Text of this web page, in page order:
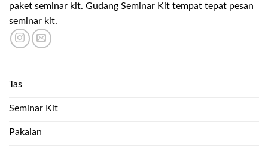
paket seminar kit. Gudang Seminar Kit tempat tepat pesan
seminar kit.
Tas
Seminar Kit
Pakaian